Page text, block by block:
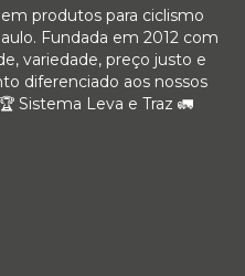
produtos para ciclismo
Fundada em 2012 com
variedade, preço justo e
diferenciado aos nossos
Sistema Leva e Traz 🚛